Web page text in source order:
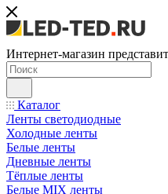
Интернет-магазин
Каталог
Ленты светодиодные
Холодные ленты
Белые ленты
Дневные ленты
Тёплые ленты
Белые MIX ленты